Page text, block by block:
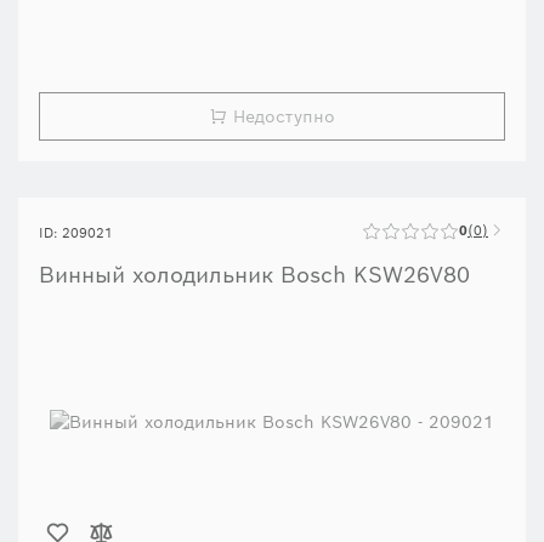
Недоступно
ID: 209021 0 0
Винный холодильник Bosch KSW26V80